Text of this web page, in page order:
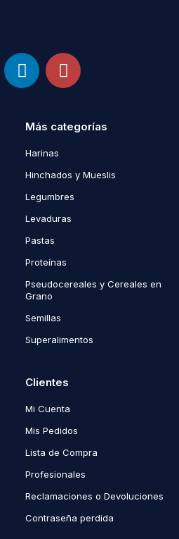
Más categorías
Harinas
Hinchados y Mueslis
Legumbres
Levaduras
Pastas
Proteínas
Pseudocereales y Cereales en
Grano
Semillas
Superalimentos
Clientes
Mi Cuenta
Mis Pedidos
Lista de Compra
Profesionales
Reclamaciones o Devoluciones
Contraseña perdida